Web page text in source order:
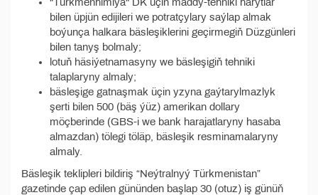
bilen üpjün edijileri we potratçylary saýlap almak
boýunça halkara bäsleşiklerini geçirmegiň Düzgünleri
bilen tanyş bolmaly;
lotuň häsiýetnamasyny we bäsleşigiň tehniki
talaplaryny almaly;
bäsleşige gatnaşmak üçin yzyna gaýtarylmazlyk
şerti bilen 500 (bäş ýüz) amerikan dollary
möçberinde (GBS-i we bank harajatlaryny hasaba
almazdan) tölegi töläp, bäsleşik resminamalaryny
almaly.
Bäsleşik teklipleri bildiriş “Neýtralnyý Türkmenistan”
gazetinde çap edilen gününden başlap 30 (otuz) iş günüň